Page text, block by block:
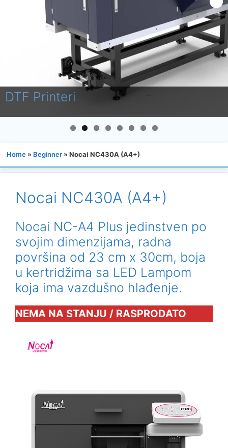
DTF Printeri
Home » Beginner » Nocai NC430A (A4+)
Nocai NC430A (A4+)
Nocai NC-A4 Plus jedinstven po
svojim dimenzijama, radna
površina od 23 cm x 30cm, boja
u kertridžima sa LED Lampom
koja ima vazdušno hlađenje.
NEMA NA STANJU / RASPRODATO